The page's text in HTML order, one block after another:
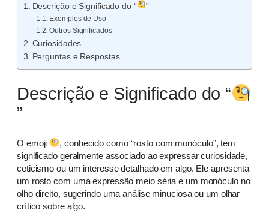
Descrição e Significado do “ ”
Exemplos de Uso
Outros Significados
Curiosidades
Perguntas e Respostas
Descrição e Significado do “
”
O emoji
, conhecido como “rosto com monóculo”, tem
significado geralmente associado ao expressar curiosidade,
ceticismo ou um interesse detalhado em algo. Ele apresenta
um rosto com uma expressão meio séria e um monóculo no
olho direito, sugerindo uma análise minuciosa ou um olhar
crítico sobre algo.